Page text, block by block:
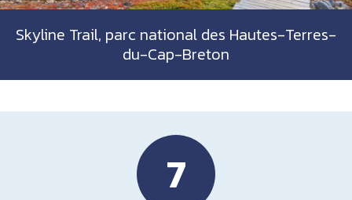
Skyline Trail, parc national des Hautes-Terres-
du-Cap-Breton
7